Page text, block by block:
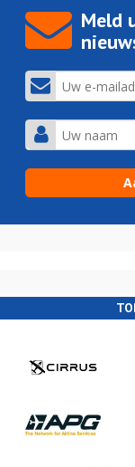
Meld